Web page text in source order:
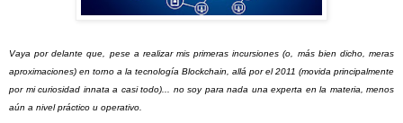
Vaya por delante que, pese a realizar mis primeras incursiones (o, más bien dicho, meras
aproximaciones) en torno a la tecnología Blockchain, allá por el 2011 (movida principalmente
por mi curiosidad innata a casi todo)... no soy para nada una experta en la materia, menos
aún a nivel práctico u operativo.